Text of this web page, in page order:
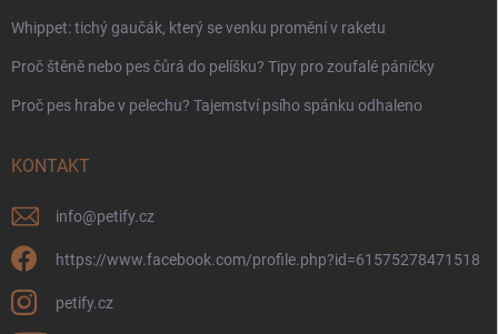
Whippet: tichý gaučák, který se venku promění v raketu
Proč štěně nebo pes čůrá do pelíšku? Tipy pro zoufalé páníčky
Proč pes hrabe v pelechu? Tajemství psího spánku odhaleno
KONTAKT
info@petify.cz
https://www.facebook.com/profile.php?id=61575278471518
petify.cz